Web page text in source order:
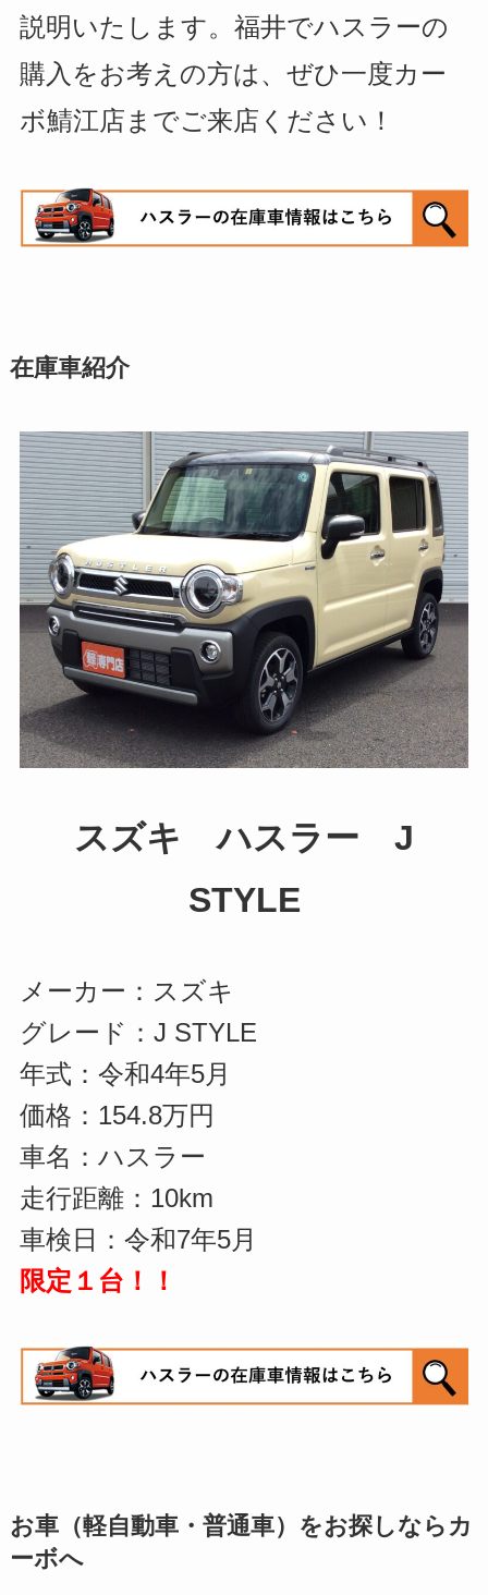
説明いたします。福井でハスラーの
購入をお考えの方は、ぜひ一度カー
ボ鯖江店までご来店ください！
在庫車紹介
スズキ ハスラー J
STYLE
メーカー：スズキ
グレード：J STYLE
年式：令和4年5月
価格：154.8万円
車名：ハスラー
走行距離：10km
車検日：令和7年5月
限定１台！！
お車（軽自動車・普通車）をお探しならカ
ーボへ